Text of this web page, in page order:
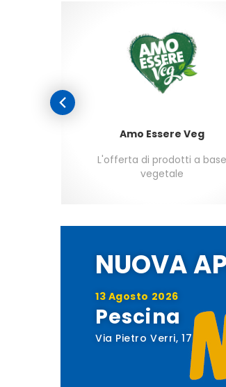
Amo Essere Veg
L'offerta di prodotti a base
vegetale
NUOVA
13 Agosto 2026
Pescina
Via Pietro Verri, 17